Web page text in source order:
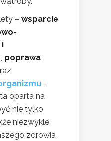
– wsparcie
i
, poprawa
–
oparta na
nie tylko
niezwykle
zdrowia.